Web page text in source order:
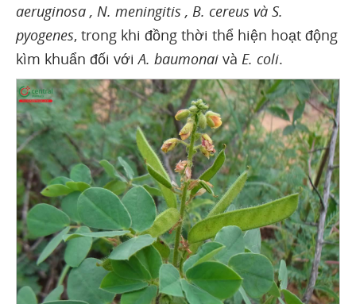
aeruginosa , N. meningitis , B. cereus và S.
pyogenes, trong khi đồng thời thể hiện hoạt động
kìm khuẩn đối vớiA. baumonai và E. coli.